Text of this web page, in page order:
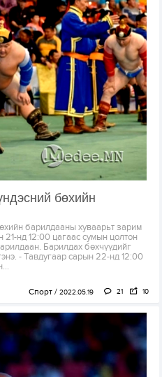
бөхийн
барилдааны хуваарьт зарим
нд 12:00 цагаас сумын цолтон
Барилдах бөхчүүдийг
- Тавдугаар сарын 22-нд 12:00
Спорт 2022.05.19 21 10